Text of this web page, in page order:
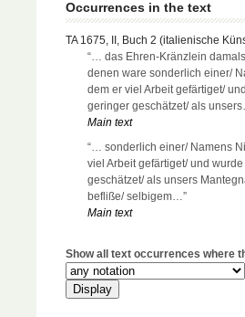
Occurrences in the text
TA 1675, II, Buch 2 (italienische
“… das Ehren-Kränzlein
denen ware sonderlich einer/
dem er viel Arbeit gefärtiget/
geringer geschätzet/ als
Main text
“… sonderlich einer/ Namens
viel Arbeit gefärtiget/ und
geschätzet/ als unsers
befliße/ selbigem…”
Main text
Show all text occurrences where